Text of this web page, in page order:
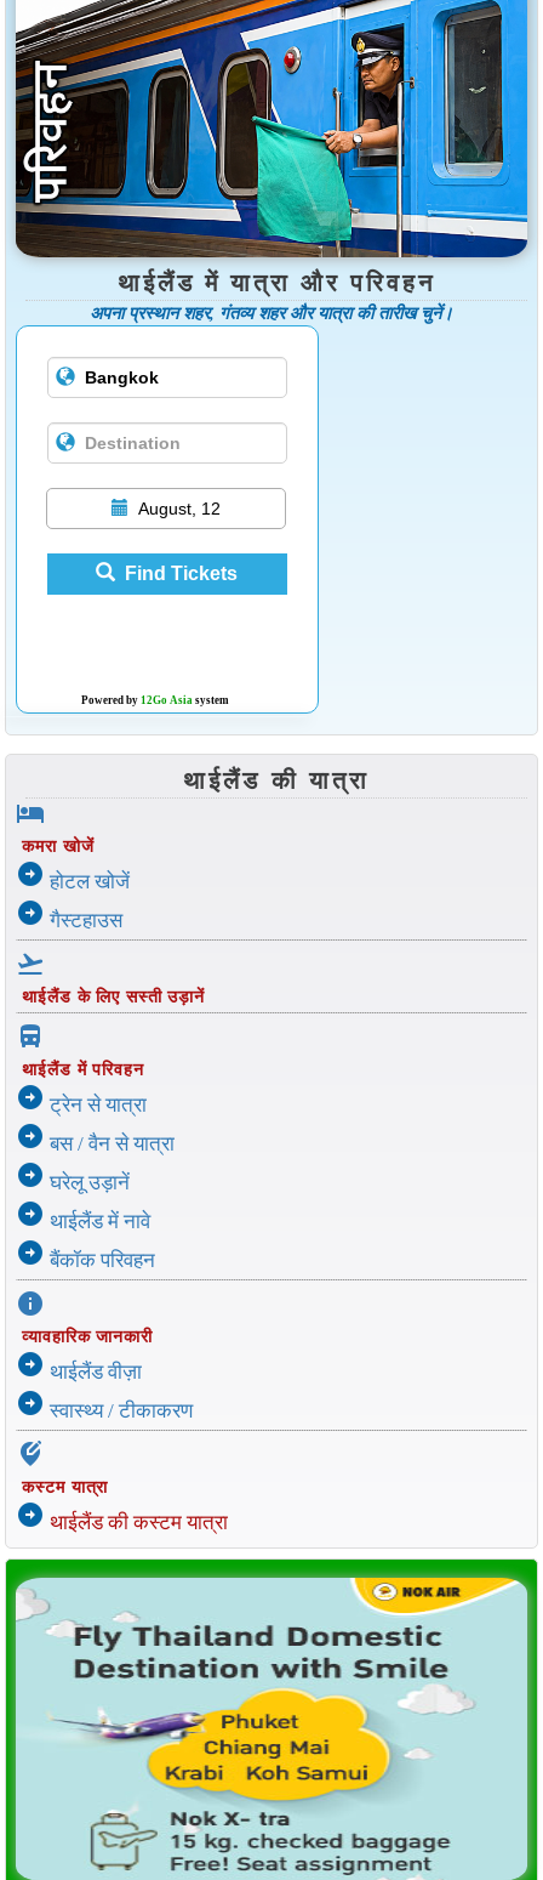
थाईलैंड में यात्रा और परिवहन
अपना प्रस्थान शहर, गंतव्य शहर और यात्रा की तारीख चुनें।
August, 12
Find Tickets
Powered by 12Go Asiasystem
थाईलैंड की यात्रा
hotel
कमरा खोजें
arrow_circle_right होटल खोजें
arrow_circle_right गैस्टहाउस
flight_takeoff
थाईलैंड के लिए सस्ती उड़ानें
directions_bus_filled
थाईलैंड में परिवहन
arrow_circle_right ट्रेन से यात्रा
arrow_circle_right बस / वैन से यात्रा
arrow_circle_right घरेलू उड़ानें
arrow_circle_right थाईलैंड में नावे
arrow_circle_right बैंकॉक परिवहन
info
व्यावहारिक जानकारी
arrow_circle_right थाईलैंड वीज़ा
arrow_circle_right स्वास्थ्य / टीकाकरण
edit_location_alt
कस्टम यात्रा
arrow_circle_right थाईलैंड की कस्टम यात्रा